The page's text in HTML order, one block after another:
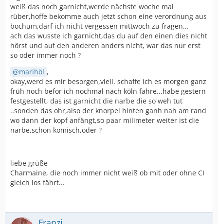
weiß das noch garnicht,werde nächste woche mal
rüber,hoffe bekomme auch jetzt schon eine verordnung aus
bochum,darf ich nicht vergessen mittwoch zu fragen...
ach das wusste ich garnicht,das du auf den einen dies nicht
hörst und auf den anderen anders nicht, war das nur erst
so oder immer noch ?
marihöl ,
okay,werd es mir besorgen,viell. schaffe ich es morgen ganz
früh noch befor ich nochmal nach köln fahre...habe gestern
festgestellt, das ist garnicht die narbe die so weh tut
..sonden das ohr,also der knorpel hinten ganh nah am rand
wo dann der kopf anfängt,so paar milimeter weiter ist die
narbe,schon komisch,oder ?
liebe grüße
Charmaine, die noch immer nicht weiß ob mit oder ohne CI
gleich los fährt...